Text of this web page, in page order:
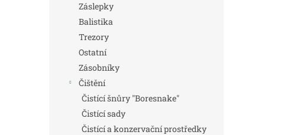
Záslepky
Balistika
Trezory
Ostatní
Zásobníky
Čištění
Čistící šnůry "Boresnake"
Čistící sady
Čistící a konzervační prostředky